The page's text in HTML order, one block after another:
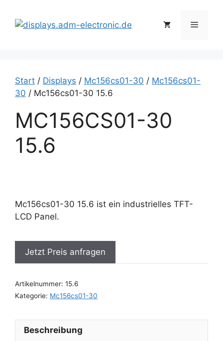
Inhalt
springen
Menü
Start / Displays / Mc156cs01-30 / Mc156cs01-
30 / Mc156cs01-30 15.6
MC156CS01-30
15.6
Mc156cs01-30 15.6 ist ein industrielles TFT-
LCD Panel.
Jetzt Preis anfragen
Artikelnummer: 15.6
Kategorie: Mc156cs01-30
Beschreibung